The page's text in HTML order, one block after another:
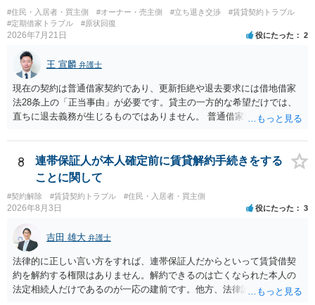
#住民・入居者・買主側 #オーナー・売主側 #立ち退き交渉
#賃貸契約トラブル
#定期借家トラブル
#原状回復
2026年7月21日 役にたった 2
王 宣麟 弁護士
現在の契約は普通借家契約であり、更新拒絶や退去要求には借地借家
法28条上の「正当事由」が必要です。貸主の一方的な希望だけでは、
直ちに退去義務が生じるものではありません。 普通借家契約から定期
新たな定期借家契約を締結する形になりますが、これは任意の合意が
前提であり、借主が同意しなければ成立しません。 12年間の居住実
績、子どもの学校や地域とのつながり、転居費用の準備が困難な事情
などは、借主側の強い居住継続の必要性として正当事由判断において
重視される要素ですので、貸主側にかなり具体的な事情と立退料など
がない限り、更新拒絶が認められるハードルは一般的に高いと考えら
れます。 建物が未登記であること自体は、賃貸借契約の有効性を直ち
に否定するものではなく、引渡しがされていれば賃貸借の効力は原則
有効とされています。 今後の交渉では、①現在は普通借家契約が継続
しており定期借家への変更に合意していないこと、②貸主側の事情
（誰が所有者で誰が実際に住む予定か等）を具体的に書面で説明して
ほしいこと、③自分たちの居住継続の必要性を丁寧に伝えること、を
8
連帯保証人が本人確定前に賃貸解約手続きをする
ことに関して
#契約解除 #賃貸契約トラブル #住民・入居者・買主側
2026年8月3日 役にたった 3
吉田 雄大 弁護士
法律的に正しい言い方をすれば、連帯保証人だからといって賃貸借契
約を解約する権限はありません。解約できるのは亡くなられた本人の
法定相続人だけであるのが一応の建前です。他方、法律論はさてお